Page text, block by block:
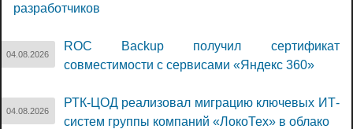
разработчиков
04.08.2026
ROC Backup получил сертификат
совместимости с сервисами «Яндекс 360»
04.08.2026
РТК-ЦОД реализовал миграцию ключевых ИТ-
систем группы компаний «ЛокоТех» в облако